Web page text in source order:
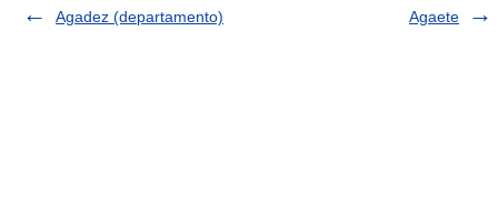
Agadez (departamento)
Agaete